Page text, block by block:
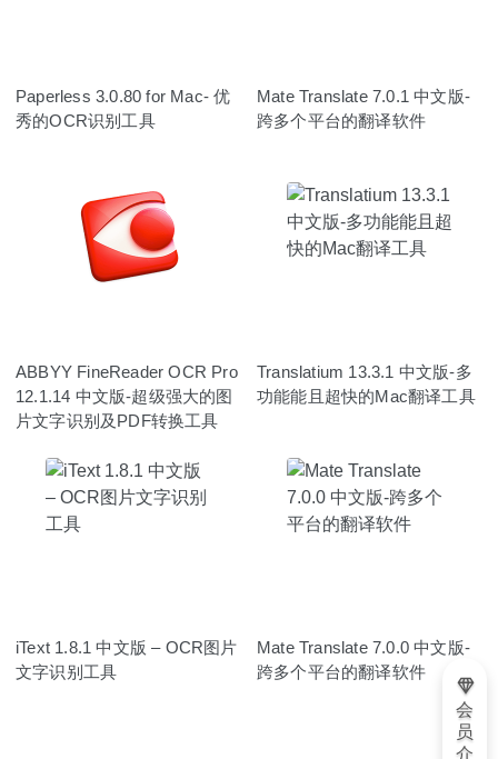
Paperless 3.0.80 for Mac- 优
秀的OCR识别工具
Mate Translate 7.0.1 中文版-
跨多个平台的翻译软件
ABBYY FineReader OCR Pro
12.1.14 中文版-超级强大的图
片文字识别及PDF转换工具
Translatium 13.3.1 中文版-多
功能能且超快的Mac翻译工具
iText 1.8.1 中文版 – OCR图片
文字识别工具
Mate Translate 7.0.0 中文版-
跨多个平台的翻译软件
会
员
介